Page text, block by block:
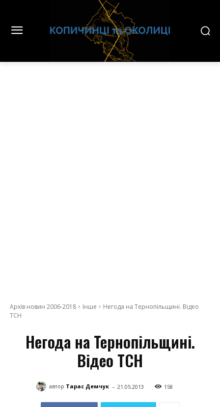
Архів новин 2006-2018 Інше
Негода на Тернопільщині. Відео
ТСН
Негода на Тернопільщині.
Відео ТСН
автор Тарас Демчук - 21.05.2013 158